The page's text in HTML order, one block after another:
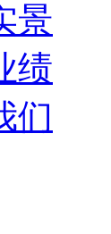
景
绩
们